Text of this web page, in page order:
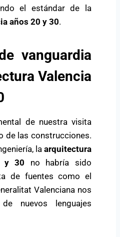
el estándar de la
años 20 y 30.
vanguardia
Valencia
de nuestra visita
de las construcciones.
la arquitectura
y 30 no habría sido
de fuentes como el
Valenciana nos
nuevos lenguajes